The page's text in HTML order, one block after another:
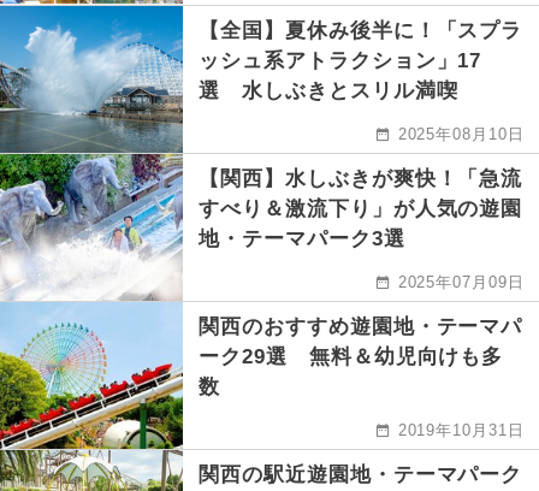
【全国】夏休み後半に！「スプラ
ッシュ系アトラクション」17
選 水しぶきとスリル満喫
2025年08月10日
【関西】水しぶきが爽快！「急流
すべり＆激流下り」が人気の遊園
地・テーマパーク3選
2025年07月09日
関西のおすすめ遊園地・テーマパ
ーク29選 無料＆幼児向けも多
数
2019年10月31日
関西の駅近遊園地・テーマパーク